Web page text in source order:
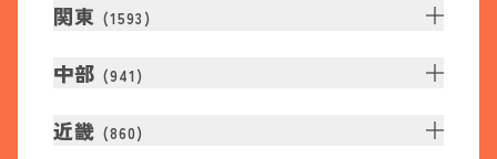
関東 (1593 )
中部 (941 )
近畿 (860)